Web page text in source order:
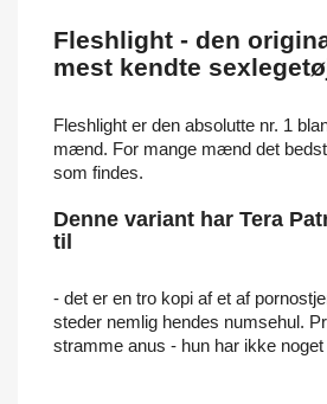
Fleshlight - den
mest kendte
Fleshlight er den absolutte nr. 1
mænd. For mange mænd det
som findes.
Denne variant har Tera
til
- det er en tro kopi af et af
steder nemlig hendes numsehul.
stramme anus - hun har ikke noget